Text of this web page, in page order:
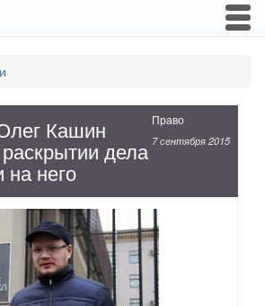
Право
7 сентября 2015
Кашин
дела
на него